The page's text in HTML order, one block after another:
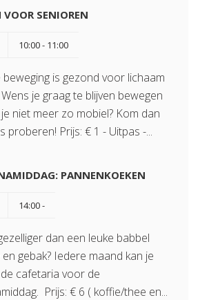
VOOR SENIOREN
10:00 - 11:00
beweging is gezond voor lichaam
je graag te blijven bewegen
niet meer zo mobiel? Kom dan
proberen! Prijs: € 1 - Uitpas -...
PANNENKOEKEN
14:00 -
dan een leuke babbel
gebak? Iedere maand kan je
cafetaria voor de
Prijs: € 6 ( koffie/thee en...